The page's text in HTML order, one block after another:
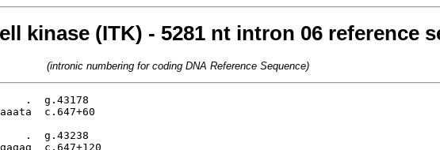
kinase (ITK) - 5281 nt intron 06 reference
(intronic numbering for coding DNA Reference Sequence)
c.648-1921

.         .         .         .         .         .           g.46539
caaaatattatttgatgcattaatataattgtaaaagtatagtatggcaaaagtagacat  c.648-1861

.         .         .         .         .         .           g.46599
aattaagggaattccaagagtgatacagaaggaatggcaaatttcagaataagctgactt  c.648-1801

.         .         .         .         .         .           g.46659
tcttccgttggaatggctgccttgagcactgtatgaaggatgattctgagggcagatgtc  c.648-1741

.         .         .         .         .         .           g.46719
caattctccaaagaaagtatgccatgattgattagcaatgtctgccagaggagtaaaata  c.648-1681

.         .         .         .         .         .           g.46779
taagatgatcatcctgtatttggcacctacagtcttgatttcttcactcttcacaactct  c.648-1621

.         .         .         .         .         .           g.46839
gaactgattacacatttcccataaacataatcactagattgaaaattggccttattataa  c.648-1561

.         .         .         .         .         .           g.46899
gaaaattaaaacatgttatggaataaagagcaataaactatcaggcatctttttttgttt  c.648-1501

.         .         .         .         .         .           g.46959
tgttttgtttttttgtttttttgagacagagtcttgctctgtcacccaggccagagtgca  c.648-1441

.         .         .         .         .         .           g.47019
gtggcacgatctcagctcatggcaacctccacaccactgcccccacccgccaccacccag  c.648-1381

.         .         .         .         .         .           g.47079
gttaggtgagtctcatgcctcaatctcccaagtagctgagactacaggtgcatgccacca  c.648-1321

.         .         .         .         .         .           g.47139
cacctggctaatttttatatattttctagagacagggtttcaccatgttgcccaggtttg  c.648-1261

.         .         .         .         .         .           g.47199
tctcaaactcctgagctcaagtgatccacccacctcagcctcccaaagtactaggattac  c.648-1201

.         .         .         .         .         .           g.47259
aggtgtgagccaccacacccagcctatcagtcatctttttacagattgacagagtatgga  c.648-